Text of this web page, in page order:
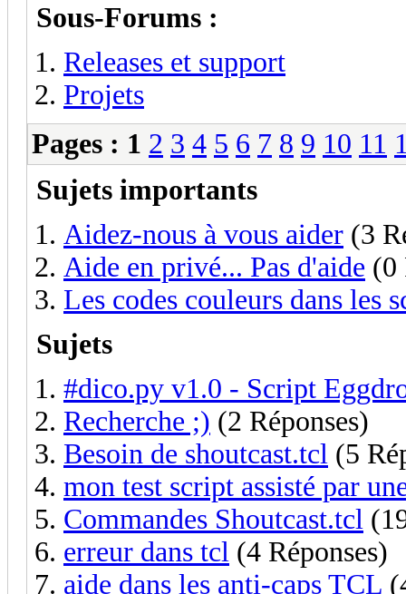
Sous-Forums :
Releases et support
Projets
Pages : 1 2 3 4 5 6 7 8 9 10 11
Sujets importants
Aidez-nous à vous aider (3
Aide en privé... Pas d'aide (0
Les codes couleurs dans les
Sujets
#dico.py v1.0 - Script
Recherche ;) (2 Réponses)
Besoin de shoutcast.tcl (5
mon test script assisté par
Commandes Shoutcast.tcl
erreur dans tcl (4 Réponses)
aide dans les anti-caps TCL